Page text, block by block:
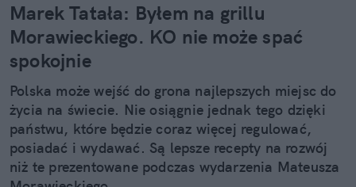
Marek Tatała: Byłem na grillu
Morawieckiego. KO nie może spać
spokojnie
Polska może wejść do grona najlepszych miejsc do
życia na świecie. Nie osiągnie jednak tego dzięki
państwu, które będzie coraz więcej regulować,
posiadać i wydawać. Są lepsze recepty na rozwój
niż te prezentowane podczas wydarzenia Mateusza